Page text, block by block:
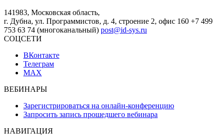
141983, Московская область,
г. Дубна, ул. Программистов, д. 4, строение 2, офис 160 +7 499
753 63 74 (многоканальный) post@id-sys.ru
СОЦСЕТИ
ВКонтакте
Телеграм
MAX
ВЕБИНАРЫ
Зарегистрироваться на онлайн-конференцию
Запросить запись прошедшего вебинара
НАВИГАЦИЯ